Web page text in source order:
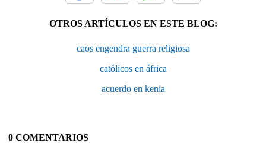
OTROS ARTÍCULOS EN ESTE BLOG:
caos engendra guerra religiosa
católicos en áfrica
acuerdo en kenia
0 COMENTARIOS